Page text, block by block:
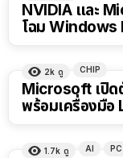
NVIDIA และ
โฉม Windows
2k ดู CHIP
Microsoft เปิด
พร้อมเครื่องมือ
1.7k ดู AI PC